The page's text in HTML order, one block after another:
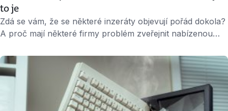
to je
Zdá se vám, že se některé inzeráty objevují pořád dokola?
A proč mají některé firmy problém zveřejnit nabízenou
firem? Inzerát vám prozradil, kde budete pracovat, co
budete dělat, ale jednu velmi podstatnou informaci
zamlčel. Nabízený plat. Vyjednávat o mzdě na pohovoru